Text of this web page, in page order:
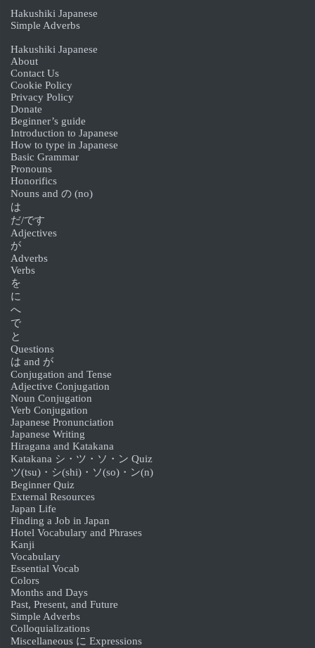
Hakushiki Japanese
Simple Adverbs
Hakushiki Japanese
About
Contact Us
Cookie Policy
Privacy Policy
Donate
Beginner’s guide
Introduction to Japanese
How to type in Japanese
Basic Grammar
Pronouns
Honorifics
Nouns and の (no)
は
だ/です
Adjectives
が
Adverbs
Verbs
を
に
へ
で
と
Questions
は and が
Conjugation and Tense
Adjective Conjugation
Noun Conjugation
Verb Conjugation
Japanese Pronunciation
Japanese Writing
Hiragana and Katakana
Katakana シ・ツ・ソ・ン Quiz
ツ(tsu)・シ(shi)・ソ(so)・ン(n)
Beginner Quiz
External Resources
Japan Life
Finding a Job in Japan
Hotel Vocabulary and Phrases
Kanji
Vocabulary
Essential Vocab
Colors
Months and Days
Past, Present, and Future
Simple Adverbs
Colloquializations
Miscellaneous に Expressions